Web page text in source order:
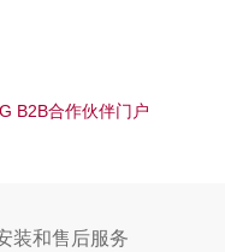
B2B合作伙伴门户
装和售后服务